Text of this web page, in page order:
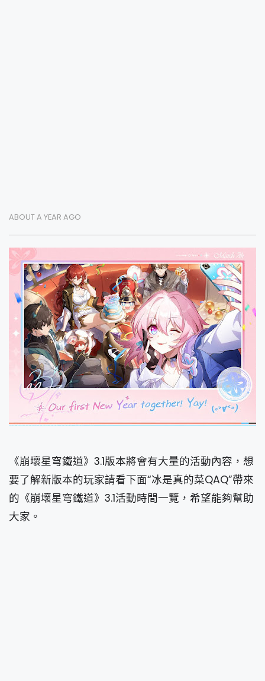
ABOUT A YEAR AGO
《崩壞星穹鐵道》3.1版本將會有大量的活動內容，想
要了解新版本的玩家請看下面“冰是真的菜QAQ”帶來
的《崩壞星穹鐵道》3.1活動時間一覽，希望能夠幫助
大家。